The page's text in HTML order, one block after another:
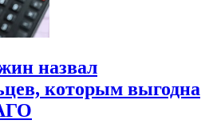
назвал
которым выгодна